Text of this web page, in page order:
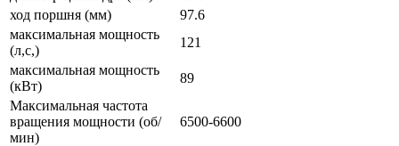
ход поршня (мм)
97.6
максимальная мощность
(л,с,)
121
максимальная мощность
(кВт)
89
Максимальная частота
вращения мощности (об/
мин)
6500-6600